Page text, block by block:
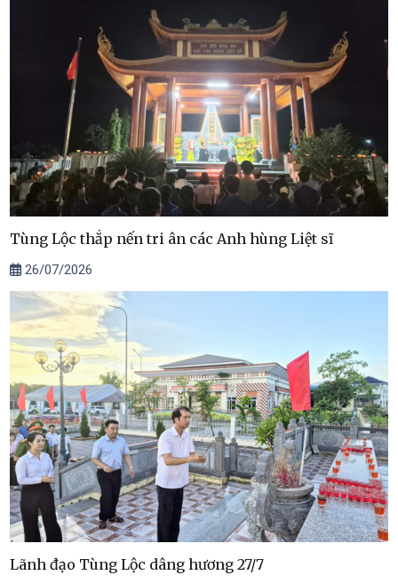
Tùng Lộc thắp nến tri ân các Anh hùng Liệt sĩ
26/07/2026
Lãnh đạo Tùng Lộc dâng hương 27/7